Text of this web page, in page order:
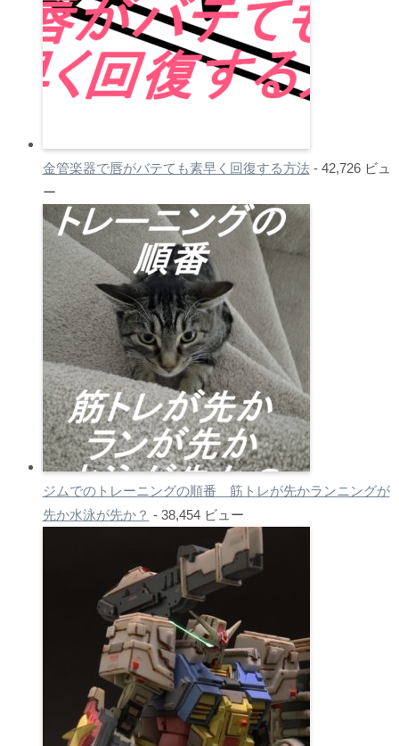
金管楽器で唇がバテても素早く回復する方法- 42,726 ビュ
ー
ジムでのトレーニングの順番 筋トレが先かランニングが
先か水泳が先か？ - 38,454 ビュー